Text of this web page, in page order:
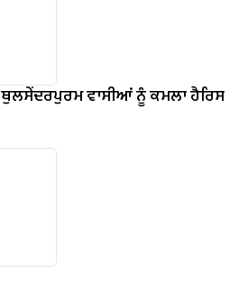
ਵਾਸੀਆਂ ਨੂੰ ਕਮਲਾ ਹੈਰਿਸ